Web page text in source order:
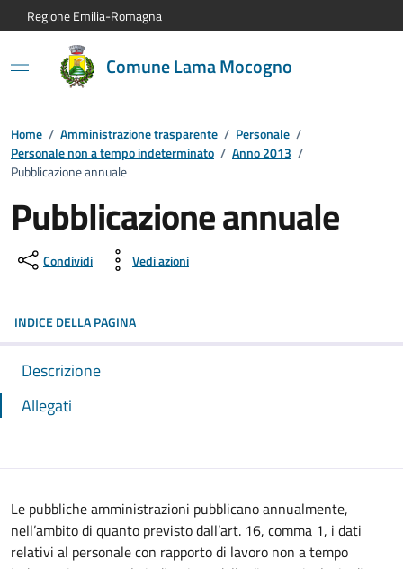
Vai al contenuto principale
Vai alla navigazione del sito
Vai al piede di pagina
Regione Emilia-Romagna
Comune Lama Mocogno
Home / Amministrazione trasparente / Personale /
Personale non a tempo indeterminato / Anno 2013 /
Pubblicazione annuale
Pubblicazione annuale
Condividi Vedi azioni
INDICE DELLA PAGINA
Descrizione
Allegati
Le pubbliche amministrazioni pubblicano annualmente,
nell’ambito di quanto previsto dall’art. 16, comma 1, i dati
relativi al personale con rapporto di lavoro non a tempo